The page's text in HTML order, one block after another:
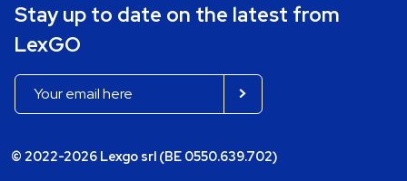
Stay up to date on the latest from
LexGO
© 2022-2026 Lexgo srl (BE 0550.639.702)